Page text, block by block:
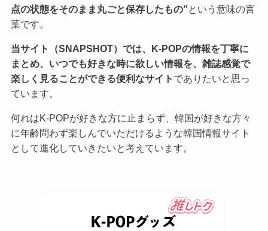
点の状態をそのまま丸ごと保存したもの” という意味の言
葉です。
当サイト（SNAPSHOT）では、K-POPの情報を丁寧に
まとめ、いつでも好きな時に欲しい情報を、雑誌感覚で
楽しく見ることができる便利なサイト でありたいと思っ
ています。
何れはK-POPが好きな方に止まらず、韓国が好きな方々
に年齢問わず楽しんでいただけるような韓国情報サイト
として進化していきたいと考えています。